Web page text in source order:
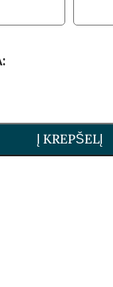
Į KREPŠELĮ